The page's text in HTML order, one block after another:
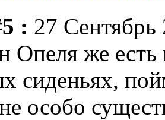
: 27
Опеля же
сиденьях,
особо